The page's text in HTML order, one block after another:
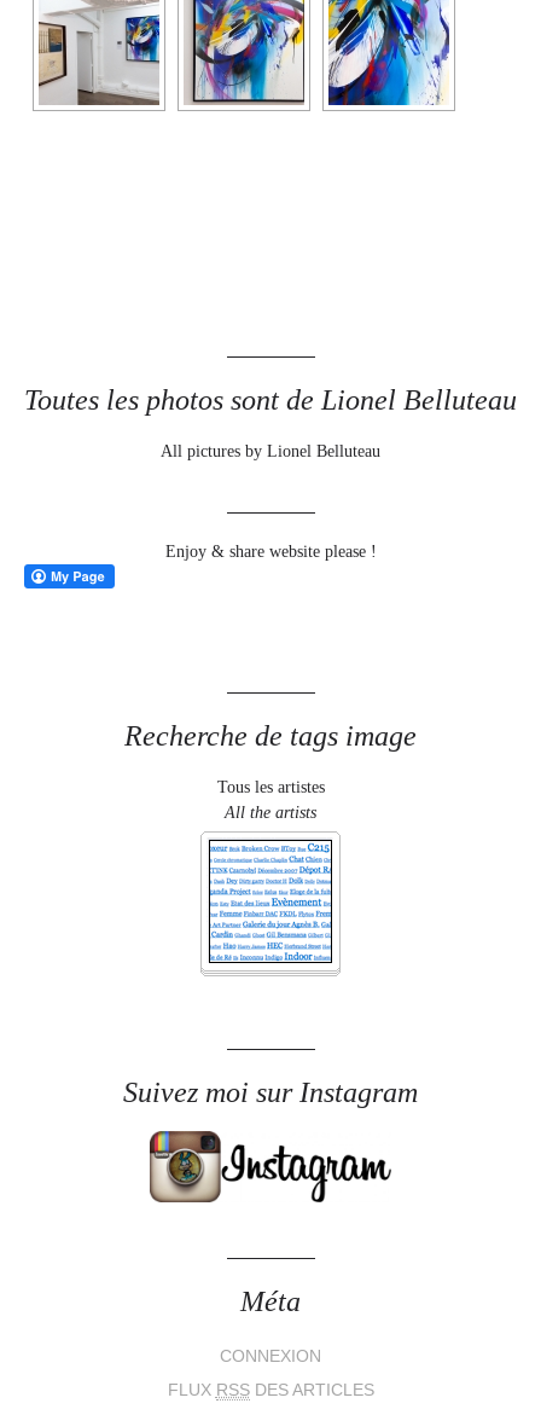
Toutes les photos sont de Lionel Belluteau
All pictures by Lionel Belluteau
Enjoy & share website please !
Recherche de tags image
Tous les artistes
All the artists
Suivez moi sur Instagram
Méta
CONNEXION
FLUX RSSDES ARTICLES